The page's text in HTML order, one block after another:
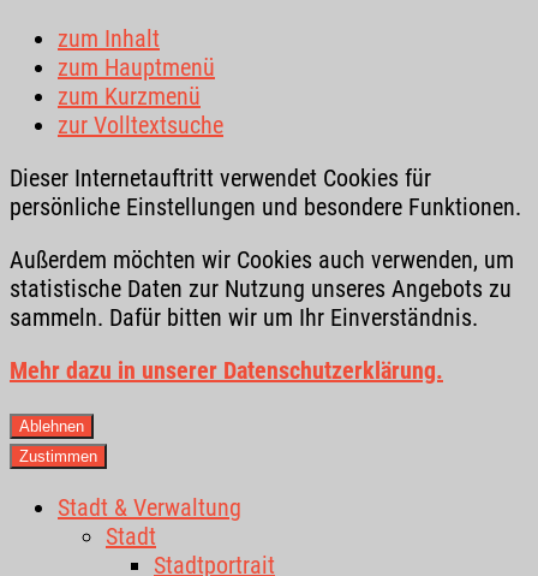
zum Inhalt
zum Hauptmenü
zum Kurzmenü
zur Volltextsuche
Dieser Internetauftritt verwendet Cookies für
persönliche Einstellungen und besondere Funktionen.
Außerdem möchten wir Cookies auch verwenden, um
statistische Daten zur Nutzung unseres Angebots zu
sammeln. Dafür bitten wir um Ihr Einverständnis.
Mehr dazu in unserer Datenschutzerklärung.
Ablehnen
Zustimmen
Stadt & Verwaltung
Stadt
Stadtportrait